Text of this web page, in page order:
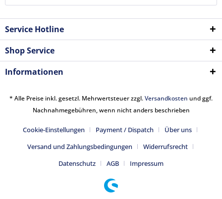
Service Hotline
Shop Service
Informationen
* Alle Preise inkl. gesetzl. Mehrwertsteuer zzgl.Versandkosten und ggf.
Nachnahmegebühren, wenn nicht anders beschrieben
Cookie-Einstellungen Payment / Dispatch
Über uns
Versand und Zahlungsbedingungen
Widerrufsrecht
Datenschutz
AGB Impressum